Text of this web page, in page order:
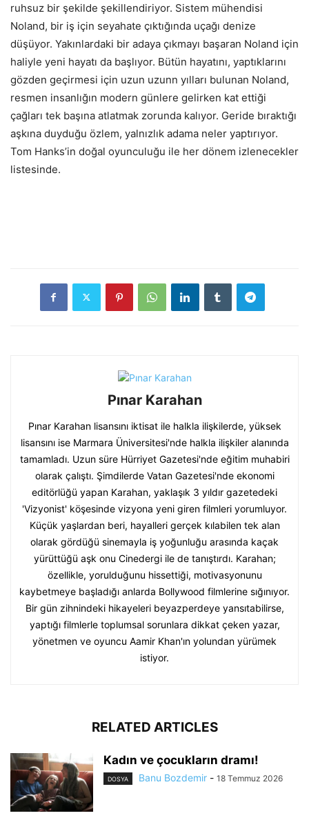
ruhsuz bir şekilde şekillendiriyor. Sistem mühendisi
Noland, bir iş için seyahate çıktığında uçağı denize
düşüyor. Yakınlardaki bir adaya çıkmayı başaran Noland için
haliyle yeni hayatı da başlıyor. Bütün hayatını, yaptıklarını
gözden geçirmesi için uzun uzunn yılları bulunan Noland,
resmen insanlığın modern günlere gelirken kat ettiği
çağları tek başına atlatmak zorunda kalıyor. Geride bıraktığı
aşkına duyduğu özlem, yalnızlık adama neler yaptırıyor.
Tom Hanks’in doğal oyunculuğu ile her dönem izlenecekler
listesinde.
Pınar Karahan
Pınar Karahan lisansını iktisat ile halkla ilişkilerde, yüksek
lisansını ise Marmara Üniversitesi'nde halkla ilişkiler alanında
tamamladı. Uzun süre Hürriyet Gazetesi'nde eğitim muhabiri
olarak çalıştı. Şimdilerde Vatan Gazetesi'nde ekonomi
editörlüğü yapan Karahan, yaklaşık 3 yıldır gazetedeki
'Vizyonist' köşesinde vizyona yeni giren filmleri yorumluyor.
Küçük yaşlardan beri, hayalleri gerçek kılabilen tek alan
olarak gördüğü sinemayla iş yoğunluğu arasında kaçak
yürüttüğü aşk onu Cinedergi ile de tanıştırdı. Karahan;
özellikle, yorulduğunu hissettiği, motivasyonunu
kaybetmeye başladığı anlarda Bollywood filmlerine sığınıyor.
Bir gün zihnindeki hikayeleri beyazperdeye yansıtabilirse,
yaptığı filmlerle toplumsal sorunlara dikkat çeken yazar,
yönetmen ve oyuncu Aamir Khan'ın yolundan yürümek
istiyor.
RELATED ARTICLES
Kadın ve çocukların dramı!
DOSYA Banu Bozdemir - 18 Temmuz 2026